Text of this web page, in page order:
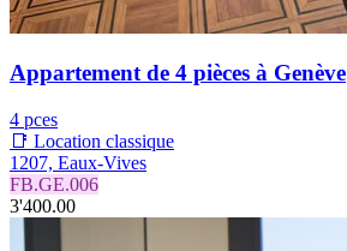
Appartement de 4 pièces à Genève
4 pces
📑 Location classique
1207, Eaux-Vives
FB.GE.006
3'400.00